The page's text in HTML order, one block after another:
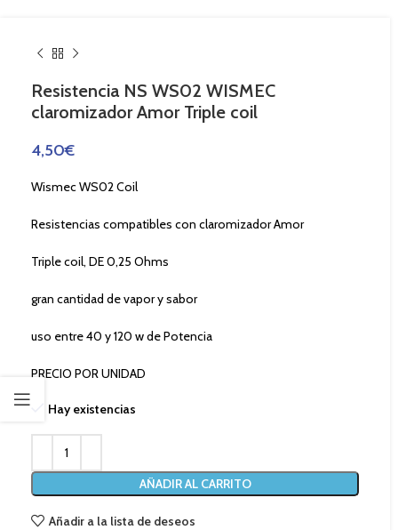
Resistencia NS WS02 WISMEC
claromizador Amor Triple coil
4,50€
Wismec WS02 Coil
Resistencias compatibles con claromizador Amor
Triple coil, DE 0,25 Ohms
gran cantidad de vapor y sabor
uso entre 40 y 120 w de Potencia
PRECIO POR UNIDAD
Hay existencias
AÑADIR AL CARRITO
Añadir a la lista de deseos